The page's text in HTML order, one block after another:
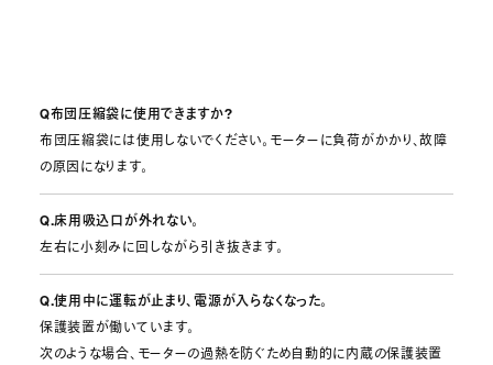
Q布団圧縮袋に使用できますか?
布団圧縮袋には使用しないでください。モーターに負荷がかかり、故障
の原因になります。
Q.床用吸込口が外れない。
左右に小刻みに回しながら引き抜きます。
Q.使用中に運転が止まり、電源が入らなくなった。
保護装置が働いています。
次のような場合、モーターの過熱を防ぐため自動的に内蔵の保護装置